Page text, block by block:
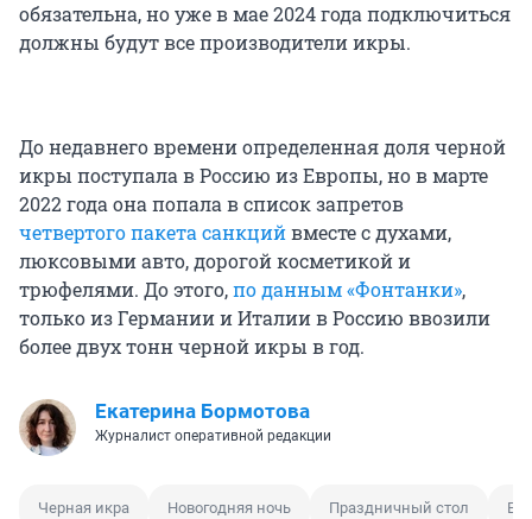
обязательна, но уже в мае 2024 года подключиться
должны будут все производители икры.
До недавнего времени определенная доля черной
икры поступала в Россию из Европы, но в марте
2022 года она попала в список запретов
четвертого пакета санкцийвместе с духами,
люксовыми авто, дорогой косметикой и
трюфелями. До этого,по данным «Фонтанки»,
только из Германии и Италии в Россию ввозили
более двух тонн черной икры в год.
Екатерина Бормотова
Журналист оперативной редакции
Черная икра Новогодняя ночь Праздничный стол Еда